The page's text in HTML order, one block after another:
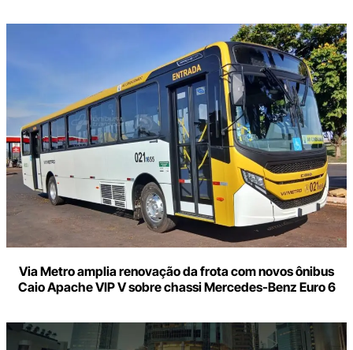
Via Metro amplia renovação da frota com novos ônibus
Caio Apache VIP V sobre chassi Mercedes-Benz Euro 6